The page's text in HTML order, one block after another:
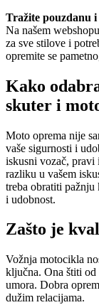
Tražite pouzdanu
Na našem
za sve stilove i
opremite se
Kako
skuter i
Moto oprema nije
vaše sigurnosti i
iskusni vozač, pravi
razliku u vašem
treba obratiti pažnju
i udobnost.
Zašto je
Vožnja motocikla
ključna. Ona štiti od
umora. Dobra
dužim relacijama.